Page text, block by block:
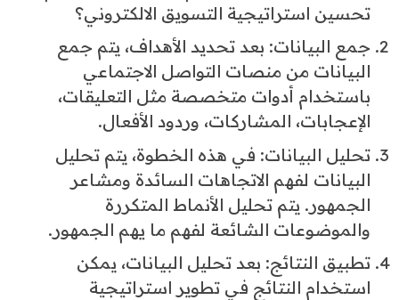
تحسين استراتيجية التسويق الالكتروني؟
جمع البيانات: بعد تحديد الأهداف، يتم جمع
البيانات من منصات التواصل الاجتماعي
باستخدام أدوات متخصصة مثل التعليقات،
الإعجابات، المشاركات، وردود الأفعال.
تحليل البيانات: في هذه الخطوة، يتم تحليل
البيانات لفهم الاتجاهات السائدة ومشاعر
الجمهور. يتم تحليل الأنماط المتكررة
والموضوعات الشائعة لفهم ما يهم الجمهور.
تطبيق النتائج: بعد تحليل البيانات، يمكن
استخدام النتائج في تطوير استراتيجية